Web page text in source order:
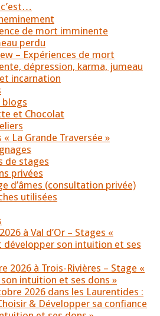
de mort imminente
perdu
– Expériences de mort
dépression, karma, jumeau
incarnation
blogs
et Chocolat
« La Grande Traversée »
de stages
privées
d’âmes (consultation privée)
utilisées
à Val d’Or – Stages «
développer son intuition et ses
2026 à Trois-Rivières – Stage «
intuition et ses dons »
2026 dans les Laurentides :
& Développer sa confiance